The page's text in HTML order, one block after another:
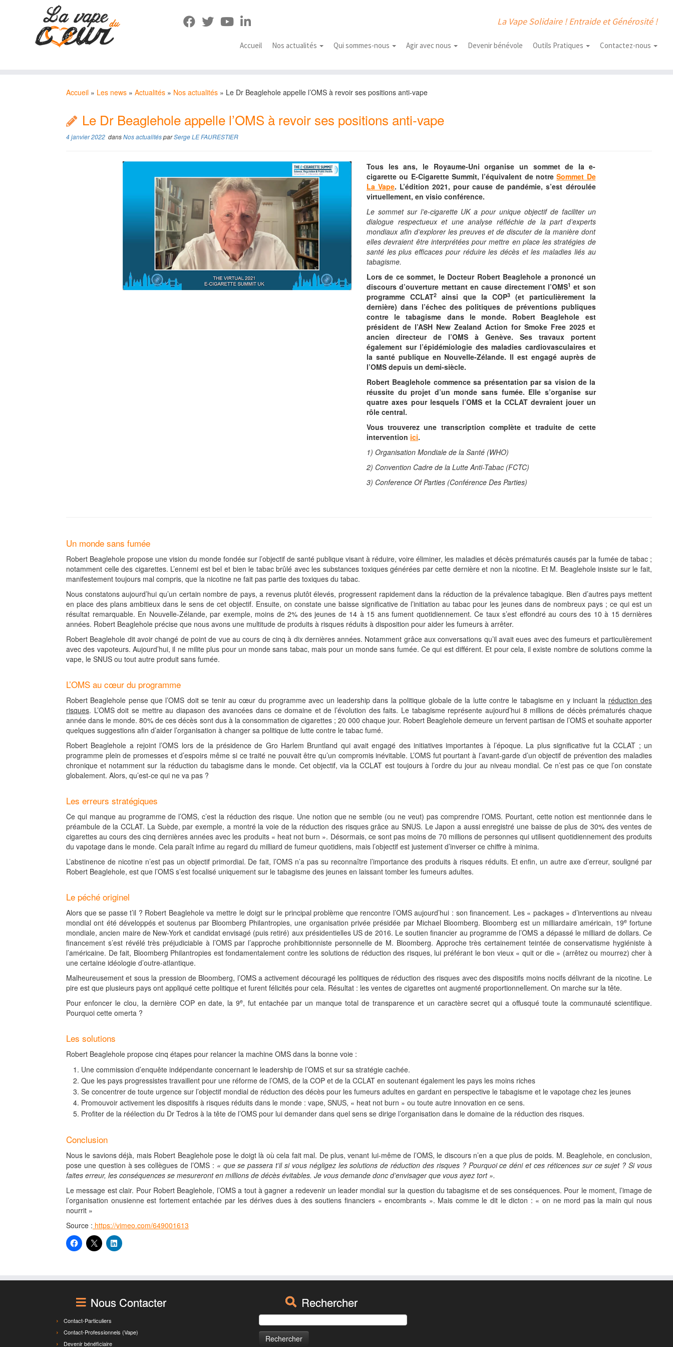
La Vape Solidaire ! Entraide et Générosité !
Accueil Nos actualités Qui sommes-nous Agir avec nous Devenir bénévole Outils Pratiques Contactez-nous
Accueil » Les news » Actualités » Nos actualités » Le Dr Beaglehole appelle l’OMS à revoir ses positions anti-vape
Le Dr Beaglehole appelle l’OMS à revoir ses positions anti-vape
4 janvier 2022 dansNos actualitésparSerge LE FAURESTIER
Tous les ans, le Royaume-Uni organise un sommet de la e-
cigarette ou E-Cigarette Summit, l’équivalent de notreSommet De
La Vape. L’édition 2021, pour cause de pandémie, s’est déroulée
virtuellement, en visio conférence.
Le sommet sur l’e-cigarette UK a pour unique objectif de faciliter un
dialogue respectueux et une analyse réfléchie de la part d’experts
mondiaux afin d’explorer les preuves et de discuter de la manière dont
elles devraient être interprétées pour mettre en place les stratégies de
santé les plus efficaces pour réduire les décès et les maladies liés au
tabagisme.
Lors de ce sommet, le Docteur Robert Beaglehole a prononcé un
discours d’ouverture mettant en cause directement l’OMS1 et son
programme CCLAT2ainsi que la COP3(et particulièrement la
dernière) dans l’échec des politiques de préventions publiques
contre le tabagisme dans le monde. Robert Beaglehole est
président de l’ASH New Zealand Action for Smoke Free 2025 et
ancien directeur de l’OMS à Genève. Ses travaux portent
également sur l’épidémiologie des maladies cardiovasculaires et
la santé publique en Nouvelle-Zélande. Il est engagé auprès de
l’OMS depuis un demi-siècle.
Robert Beaglehole commence sa présentation par sa vision de la
réussite du projet d’un monde sans fumée. Elle s’organise sur
quatre axes pour lesquels l’OMS et la CCLAT devraient jouer un
rôle central.
Vous trouverez une transcription complète et traduite de cette
intervention ici.
1) Organisation Mondiale de la Santé (WHO)
2) Convention Cadre de la Lutte Anti-Tabac (FCTC)
3) Conference Of Parties (Conférence Des Parties)
Un monde sans fumée
Robert Beaglehole propose une vision du monde fondée sur l’objectif de santé publique visant à réduire, voire éliminer, les maladies et décès prématurés causés par la fumée de tabac ;
notamment celle des cigarettes. L’ennemi est bel et bien le tabac brûlé avec les substances toxiques générées par cette dernière et non la nicotine. Et M. Beaglehole insiste sur le fait,
manifestement toujours mal compris, que la nicotine ne fait pas partie des toxiques du tabac.
Nous constatons aujourd’hui qu’un certain nombre de pays, a revenus plutôt élevés, progressent rapidement dans la réduction de la prévalence tabagique. Bien d’autres pays mettent
en place des plans ambitieux dans le sens de cet objectif. Ensuite, on constate une baisse significative de l’initiation au tabac pour les jeunes dans de nombreux pays ; ce qui est un
résultat remarquable. En Nouvelle-Zélande, par exemple, moins de 2% des jeunes de 14 à 15 ans fument quotidiennement. Ce taux s’est effondré au cours des 10 à 15 dernières
années. Robert Beaglehole précise que nous avons une multitude de produits à risques réduits à disposition pour aider les fumeurs à arrêter.
Robert Beaglehole dit avoir changé de point de vue au cours de cinq à dix dernières années. Notamment grâce aux conversations qu’il avait eues avec des fumeurs et particulièrement
avec des vapoteurs. Aujourd’hui, il ne milite plus pour un monde sans tabac, mais pour un monde sans fumée. Ce qui est différent. Et pour cela, il existe nombre de solutions comme la
vape, le SNUS ou tout autre produit sans fumée.
L’OMS au cœur du programme
Robert Beaglehole pense que l’OMS doit se tenir au cœur du programme avec un leadership dans la politique globale de la lutte contre le tabagisme en y incluant la réduction des
risques. L’OMS doit se mettre au diapason des avancées dans ce domaine et de l’évolution des faits. Le tabagisme représente aujourd’hui 8 millions de décès prématurés chaque
année dans le monde. 80% de ces décès sont dus à la consommation de cigarettes ; 20 000 chaque jour. Robert Beaglehole demeure un fervent partisan de l’OMS et souhaite apporter
quelques suggestions afin d’aider l’organisation à changer sa politique de lutte contre le tabac fumé.
Robert Beaglehole a rejoint l’OMS lors de la présidence de Gro Harlem Bruntland qui avait engagé des initiatives importantes à l’époque. La plus significative fut la CCLAT ; un
programme plein de promesses et d’espoirs même si ce traité ne pouvait être qu’un compromis inévitable. L’OMS fut pourtant à l’avant-garde d’un objectif de prévention des maladies
chronique et notamment sur la réduction du tabagisme dans le monde. Cet objectif, via la CCLAT est toujours à l’ordre du jour au niveau mondial. Ce n’est pas ce que l’on constate
globalement. Alors, qu’est-ce qui ne va pas ?
Les erreurs stratégiques
Ce qui manque au programme de l’OMS, c’est la réduction des risque. Une notion que ne semble (ou ne veut) pas comprendre l’OMS. Pourtant, cette notion est mentionnée dans le
préambule de la CCLAT. La Suède, par exemple, a montré la voie de la réduction des risques grâce au SNUS. Le Japon a aussi enregistré une baisse de plus de 30% des ventes de
cigarettes au cours des cinq dernières années avec les produits « heat not burn ». Désormais, ce sont pas moins de 70 millions de personnes qui utilisent quotidiennement des produits
du vapotage dans le monde. Cela paraît infime au regard du milliard de fumeur quotidiens, mais l’objectif est justement d’inverser ce chiffre à minima.
L’abstinence de nicotine n’est pas un objectif primordial. De fait, l’OMS n’a pas su reconnaître l’importance des produits à risques réduits. Et enfin, un autre axe d’erreur, souligné par
Robert Beaglehole, est que l’OMS s’est focalisé uniquement sur le tabagisme des jeunes en laissant tomber les fumeurs adultes.
Le péché originel
Alors que se passe t’il ? Robert Beaglehole va mettre le doigt sur le principal problème que rencontre l’OMS aujourd’hui : son financement. Les « packages » d’interventions au niveau
mondial ont été développés et soutenus par Bloomberg Philantropies, une organisation privée présidée par Michael Bloomberg. Bloomberg est un milliardaire américain, 19efortune
mondiale, ancien maire de New-York et candidat envisagé (puis retiré) aux présidentielles US de 2016. Le soutien financier au programme de l’OMS a dépassé le milliard de dollars. Ce
financement s’est révélé très préjudiciable à l’OMS par l’approche prohibitionniste personnelle de M. Bloomberg. Approche très certainement teintée de conservatisme hygiéniste à
l’américaine. De fait, Bloomberg Philantropies est fondamentalement contre les solutions de réduction des risques, lui préférant le bon vieux « quit or die » (arrêtez ou mourrez) cher à
une certaine idéologie d’outre-atlantique.
Malheureusement et sous la pression de Bloomberg, l’OMS a activement découragé les politiques de réduction des risques avec des dispositifs moins nocifs délivrant de la nicotine. Le
pire est que plusieurs pays ont appliqué cette politique et furent félicités pour cela. Résultat : les ventes de cigarettes ont augmenté proportionnellement. On marche sur la tête.
Pour enfoncer le clou, la dernière COP en date, la 9e, fut entachée par un manque total de transparence et un caractère secret qui a offusqué toute la communauté scientifique.
Pourquoi cette omerta ?
Les solutions
Robert Beaglehole propose cinq étapes pour relancer la machine OMS dans la bonne voie :
Une commission d’enquête indépendante concernant le leadership de l’OMS et sur sa stratégie cachée.
Que les pays progressistes travaillent pour une réforme de l’OMS, de la COP et de la CCLAT en soutenant également les pays les moins riches
Se concentrer de toute urgence sur l’objectif mondial de réduction des décès pour les fumeurs adultes en gardant en perspective le tabagisme et le vapotage chez les jeunes
Promouvoir activement les dispositifs à risques réduits dans le monde : vape, SNUS, « heat not burn » ou toute autre innovation en ce sens.
Profiter de la réélection du Dr Tedros à la tête de l’OMS pour lui demander dans quel sens se dirige l’organisation dans le domaine de la réduction des risques.
Conclusion
Nous le savions déjà, mais Robert Beaglehole pose le doigt là où cela fait mal. De plus, venant lui-même de l’OMS, le discours n’en a que plus de poids. M. Beaglehole, en conclusion,
pose une question à ses collègues de l’OMS : « que se passera t’il si vous négligez les solutions de réduction des risques ? Pourquoi ce déni et ces réticences sur ce sujet ? Si vous
faites erreur, les conséquences se mesureront en millions de décès évitables. Je vous demande donc d’envisager que vous ayez tort ».
Le message est clair. Pour Robert Beaglehole, l’OMS a tout à gagner a redevenir un leader mondial sur la question du tabagisme et de ses conséquences. Pour le moment, l’image de
l’organisation onusienne est fortement entachée par les dérives dues à des soutiens financiers « encombrants ». Mais comme le dit le dicton : « on ne mord pas la main qui nous
nourrit »
Source : https://vimeo.com/649001613
Nous Contacter
Contact-Particuliers
Contact-Professionnels (Vape)
Devenir bénéficiaire
Rechercher